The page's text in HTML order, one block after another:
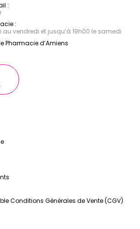
:
:
au vendredi et jusqu’à 19h00 le samedi
Pharmacie d’Amiens
Conditions Générales de Vente (CGV)